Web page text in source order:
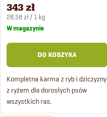
343 zł
Cena
jednostkowa:
28,58 zł / 1 kg
W magazynie
DO KOSZYKA
Kompletna karma z ryb i dziczyzny
z ryżem dla dorosłych psów
wszystkich ras.